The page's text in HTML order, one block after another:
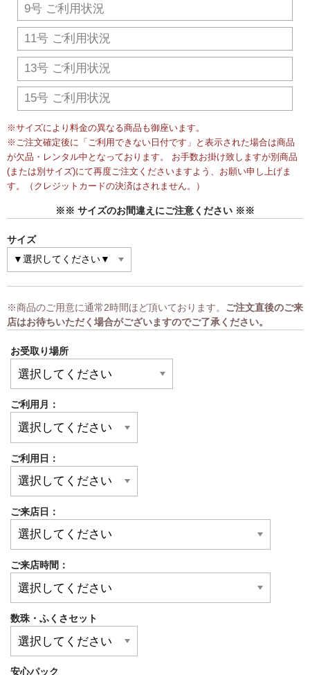
9号 ご利用状況
11号 ご利用状況
13号 ご利用状況
15号 ご利用状況
※サイズにより料金の異なる商品も御座います。
※ご注文確定後に「ご利用できない日付です」と表示された場合は商品
が欠品・レンタル中となっております。 お手数お掛け致しますが別商品
(または別サイズ)にて再度ご注文くださいますよう、お願い申し上げま
す。（クレジットカードの決済はされません。）
※※ サイズのお間違えにご注意ください ※※
サイズ
※商品のご用意に通常2時間ほど頂いております。 ご注文直後のご来
店はお待ちいただく場合がございますのでご了承ください。
お受取り場所
ご利用月：
ご利用日：
ご来店日：
ご来店時間：
数珠・ふくさセット
安心パック